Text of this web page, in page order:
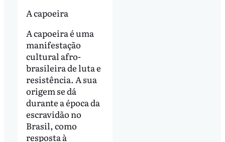
A capoeira
A capoeira é uma
manifestação
cultural afro-
brasileira de luta e
resistência. A sua
origem se dá
durante a época da
escravidão no
Brasil, como
resposta à